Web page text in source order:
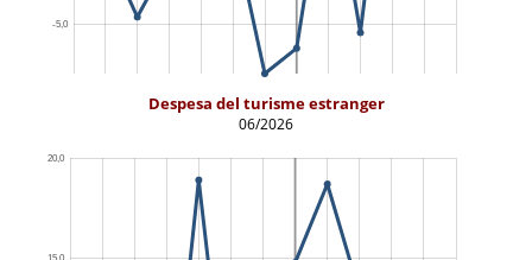
Despesa del turisme estranger
06/2026